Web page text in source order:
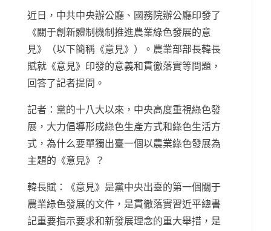
近日，中共中央辦公廳、國務院辦公廳印發了
《關于創新體制機制推進農業綠色發展的意
見》（以下簡稱《意見》）。農業部部長韓長
賦就《意見》印發的意義和貫徹落實等問題，
回答了記者提問。
記者：黨的十八大以來，中央高度重視綠色發
展，大力倡導形成綠色生產方式和綠色生活方
式，為什么要單獨出臺一個以農業綠色發展為
主題的《意見》？
韓長賦：《意見》是黨中央出臺的第一個關于
農業綠色發展的文件，是貫徹落實習近平總書
記重要指示要求和新發展理念的重大舉措，是